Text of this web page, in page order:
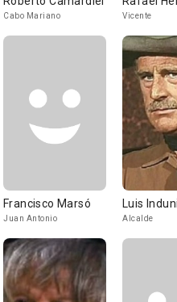
Cabo Mariano Vicente
Francisco Marsó
Juan Antonio
Luis Induni
Alcalde